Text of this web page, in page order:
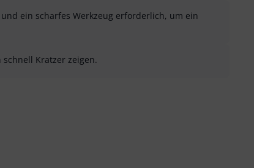
ein scharfes Werkzeug erforderlich, um ein
Kratzer zeigen.
als hilfreichals nicht hilfreich